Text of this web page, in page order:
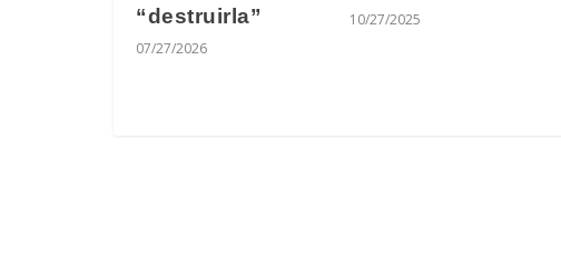
“destruirla”
07/27/2026
10/27/2025